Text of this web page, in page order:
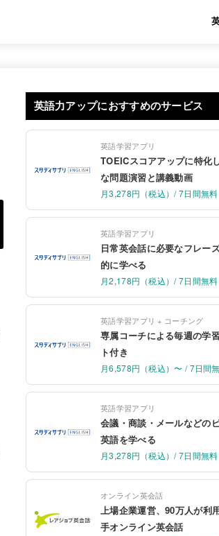
英語力アップにおすすめのサービス
英語学習アプリ
TOEICスコアアップに特化
な問題演習と講義動画
月3,278円（税込）/ 7日間無料
英語学習アプリ
日常英会話に必要なフレー
的に学べる
月2,178円（税込）/ 7日間無料
英語学習アプリ + コーチング
専属コーチによる毎週の学
ト付き
月6,578円（税込）〜 / 7日間
英語学習アプリ
会議・商談・メールなどの
英語を学べる
月3,278円（税込）/ 7日間無料
オンライン英会話
上場企業運営、90万人が利
手オンライン英会話